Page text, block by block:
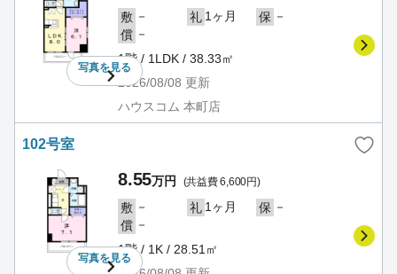
写真を見る
敷 － 礼 1ヶ月 保 －
償 －
1階 / 1LDK / 38.33㎡
2026/08/08 更新
ハウスコム 本町店
102号室
写真を見る
8.55万円 (共益費 6,600円)
敷 － 礼 1ヶ月 保 －
償 －
1階 / 1K / 28.51㎡